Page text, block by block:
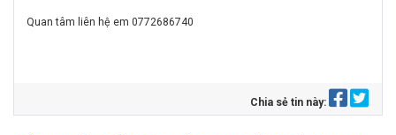
Quan tâm liên hệ em 0772686740
Chia sẻ tin này: